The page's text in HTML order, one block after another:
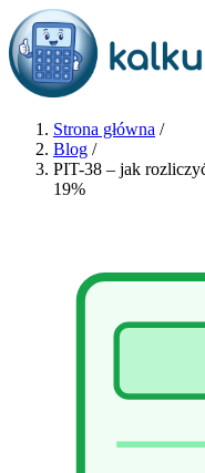
Strona główna /
Blog /
PIT-38 – jak
19%